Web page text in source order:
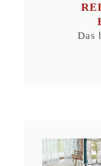
Das